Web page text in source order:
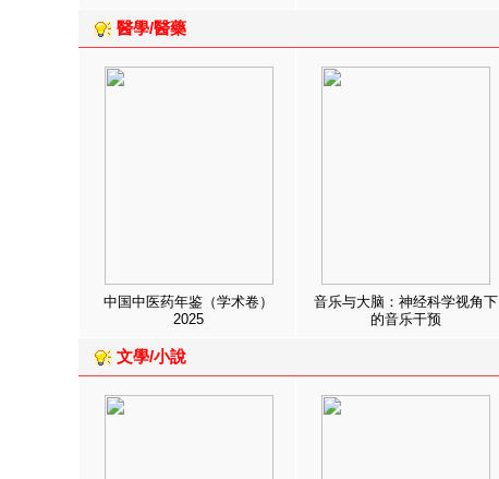
醫學/醫藥
中国中医药年鉴（学术卷）
2025
音乐与大脑：神经科学视角下
的音乐干预
文學/小說